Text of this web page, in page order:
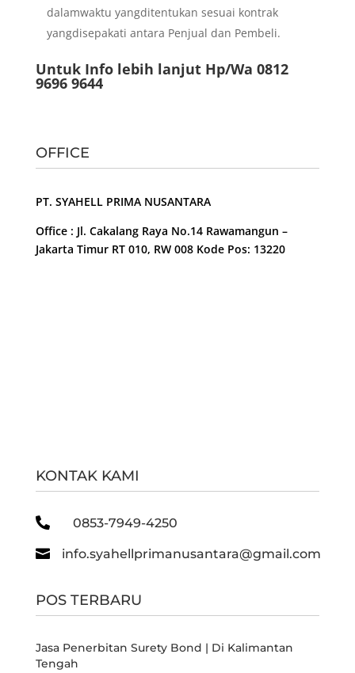
dalamwaktu yangditentukan sesuai kontrak
yangdisepakati antara Penjual dan Pembeli.
Untuk Info lebih lanjut Hp/Wa 0812
9696 9644
OFFICE
PT. SYAHELL PRIMA NUSANTARA
Office : Jl. Cakalang Raya No.14 Rawamangun –
Jakarta Timur RT 010, RW 008 Kode Pos: 13220
KONTAK KAMI
 0853-7949-4250
 info.syahellprimanusantara@gmail.com
POS TERBARU
Jasa Penerbitan Surety Bond | Di Kalimantan
Tengah